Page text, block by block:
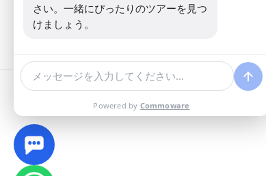
さい。一緒にぴったりのツアーを見つ
けましょう。
Powered by Commoware